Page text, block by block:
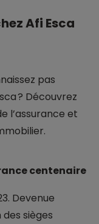
Afi Esca
pas
? Découvrez
l’assurance et
centenaire
Devenue
des sièges